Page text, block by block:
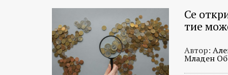
Се
тие
Автор:
Младен